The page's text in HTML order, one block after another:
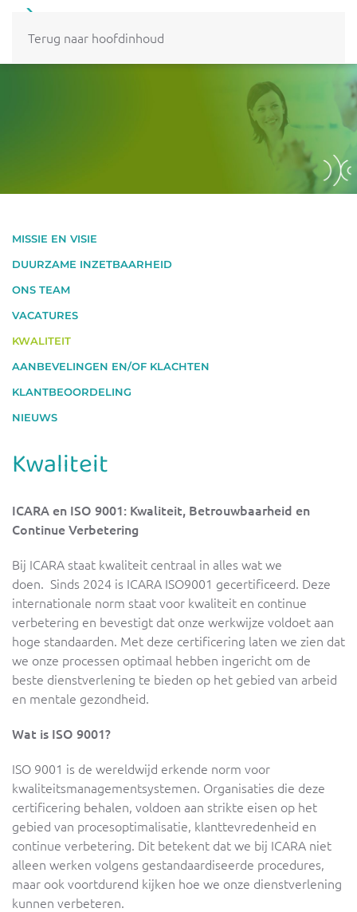
Terug naar hoofdinhoud
MISSIE EN VISIE
DUURZAME INZETBAARHEID
ONS TEAM
VACATURES
KWALITEIT
AANBEVELINGEN EN/OF KLACHTEN
KLANTBEOORDELING
NIEUWS
Kwaliteit
ICARA en ISO 9001: Kwaliteit, Betrouwbaarheid en
Continue Verbetering
Bij ICARA staat kwaliteit centraal in alles wat we
doen. Sinds 2024 is ICARA ISO9001 gecertificeerd. Deze
internationale norm staat voor kwaliteit en continue
verbetering en bevestigt dat onze werkwijze voldoet aan
hoge standaarden. Met deze certificering laten we zien dat
we onze processen optimaal hebben ingericht om de
beste dienstverlening te bieden op het gebied van arbeid
en mentale gezondheid.
Wat is ISO 9001?
ISO 9001 is de wereldwijd erkende norm voor
kwaliteitsmanagementsystemen. Organisaties die deze
certificering behalen, voldoen aan strikte eisen op het
gebied van procesoptimalisatie, klanttevredenheid en
continue verbetering. Dit betekent dat we bij ICARA niet
alleen werken volgens gestandaardiseerde procedures,
maar ook voortdurend kijken hoe we onze dienstverlening
kunnen verbeteren.